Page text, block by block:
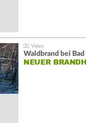
Waldbrand bei Bad
NEUER